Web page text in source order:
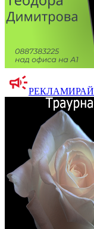
РЕКЛАМИРАЙ